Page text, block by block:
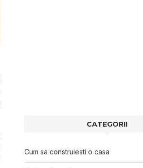
CATEGORII
Cum sa construiesti o casa